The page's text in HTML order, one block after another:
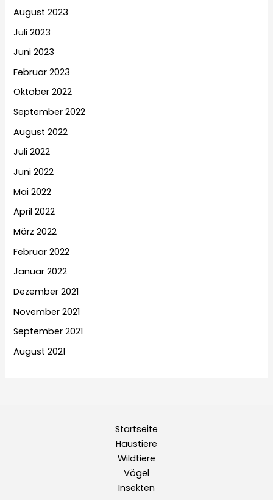
August 2023
Juli 2023
Juni 2023
Februar 2023
Oktober 2022
September 2022
August 2022
Juli 2022
Juni 2022
Mai 2022
April 2022
März 2022
Februar 2022
Januar 2022
Dezember 2021
November 2021
September 2021
August 2021
Startseite
Haustiere
Wildtiere
Vögel
Insekten